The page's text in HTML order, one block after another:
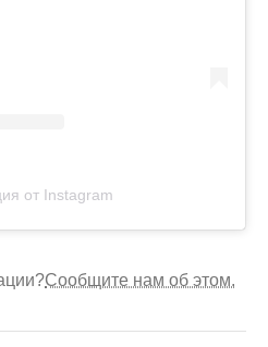
от Instagram
Сообщите нам об этом.